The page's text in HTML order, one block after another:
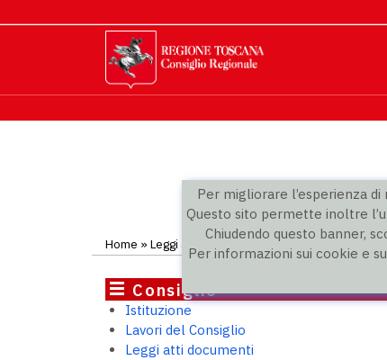
Per migliorare l’esperienza
Questo sito permette inoltre
Chiudendo questo banner,
Per informazioni sui cookie e
Home » Leggi atti documenti» Rapporti sulla
Consiglio
Istituzione
Lavori del Consiglio
Leggi atti documenti